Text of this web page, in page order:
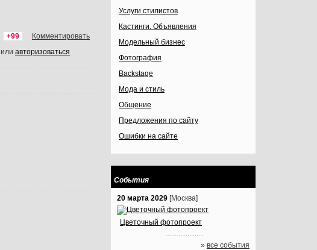
+99 Комментировать
или авторизоваться
Услуги стилистов
Кастинги. Объявления
Модельный бизнес
Фотография
Backstage
Мода и стиль
Общение
Предложения по сайту
Ошибки на сайте
События
20 марта 2029 [Москва]
Цветочный фотопроект
.....................
» все события